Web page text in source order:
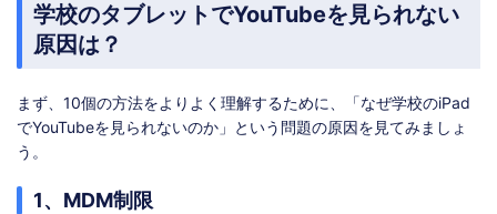
学校のタブレットでYouTubeを見られない
原因は？
まず、10個の方法をよりよく理解するために、「なぜ学校のiPad
でYouTubeを見られないのか」という問題の原因を見てみましょ
う。
1、MDM制限